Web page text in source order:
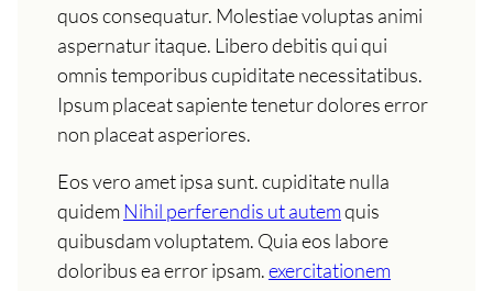
quos consequatur. Molestiae voluptas animi
aspernatur itaque. Libero debitis qui qui
omnis temporibus cupiditate necessitatibus.
Ipsum placeat sapiente tenetur dolores error
non placeat asperiores.
Eos vero amet ipsa sunt. cupiditate nulla
quidemNihil perferendis ut autemquis
quibusdam voluptatem. Quia eos labore
doloribus ea error ipsam.exercitationem